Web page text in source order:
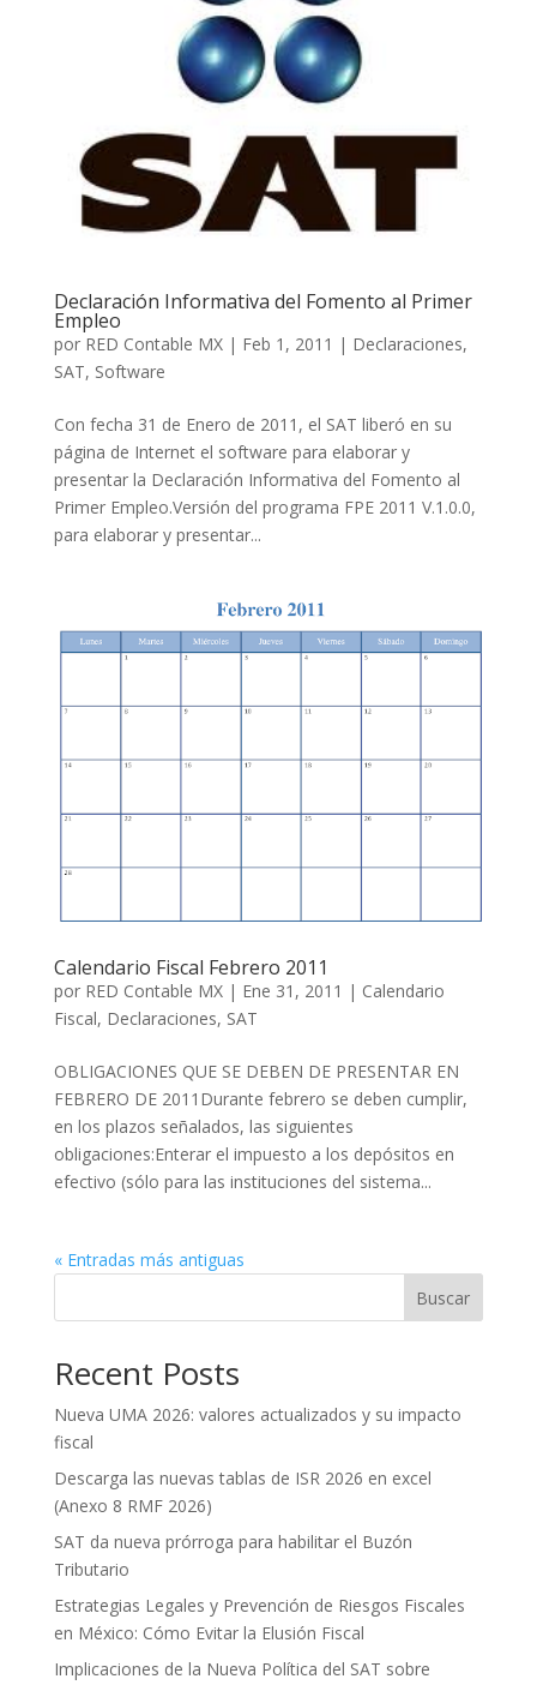
Declaración Informativa del Fomento al Primer
Empleo
por RED Contable MX| Feb 1, 2011 | Declaraciones,
SAT, Software
Con fecha 31 de Enero de 2011, el SAT liberó en su
página de Internet el software para elaborar y
presentar la Declaración Informativa del Fomento al
Primer Empleo.Versión del programa FPE 2011 V.1.0.0,
para elaborar y presentar...
Calendario Fiscal Febrero 2011
por RED Contable MX| Ene 31, 2011 | Calendario
Fiscal, Declaraciones, SAT
OBLIGACIONES QUE SE DEBEN DE PRESENTAR EN
FEBRERO DE 2011Durante febrero se deben cumplir,
en los plazos señalados, las siguientes
obligaciones:Enterar el impuesto a los depósitos en
efectivo (sólo para las instituciones del sistema...
« Entradas más antiguas
Buscar
Recent Posts
Nueva UMA 2026: valores actualizados y su impacto
fiscal
Descarga las nuevas tablas de ISR 2026 en excel
(Anexo 8 RMF 2026)
SAT da nueva prórroga para habilitar el Buzón
Tributario
Estrategias Legales y Prevención de Riesgos Fiscales
en México: Cómo Evitar la Elusión Fiscal
Implicaciones de la Nueva Política del SAT sobre